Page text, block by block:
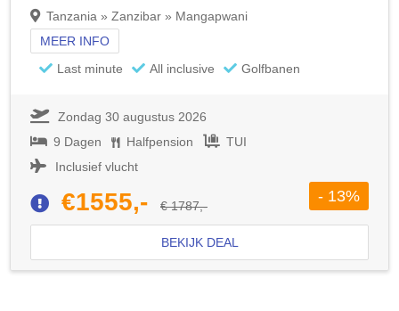
Tanzania » Zanzibar » Mangapwani
MEER INFO
Last minute
All inclusive Golfbanen
Zondag 30 augustus 2026
9 Dagen
Halfpension
TUI
Inclusief vlucht
€1555,- € 1787,-
- 13%
BEKIJK DEAL